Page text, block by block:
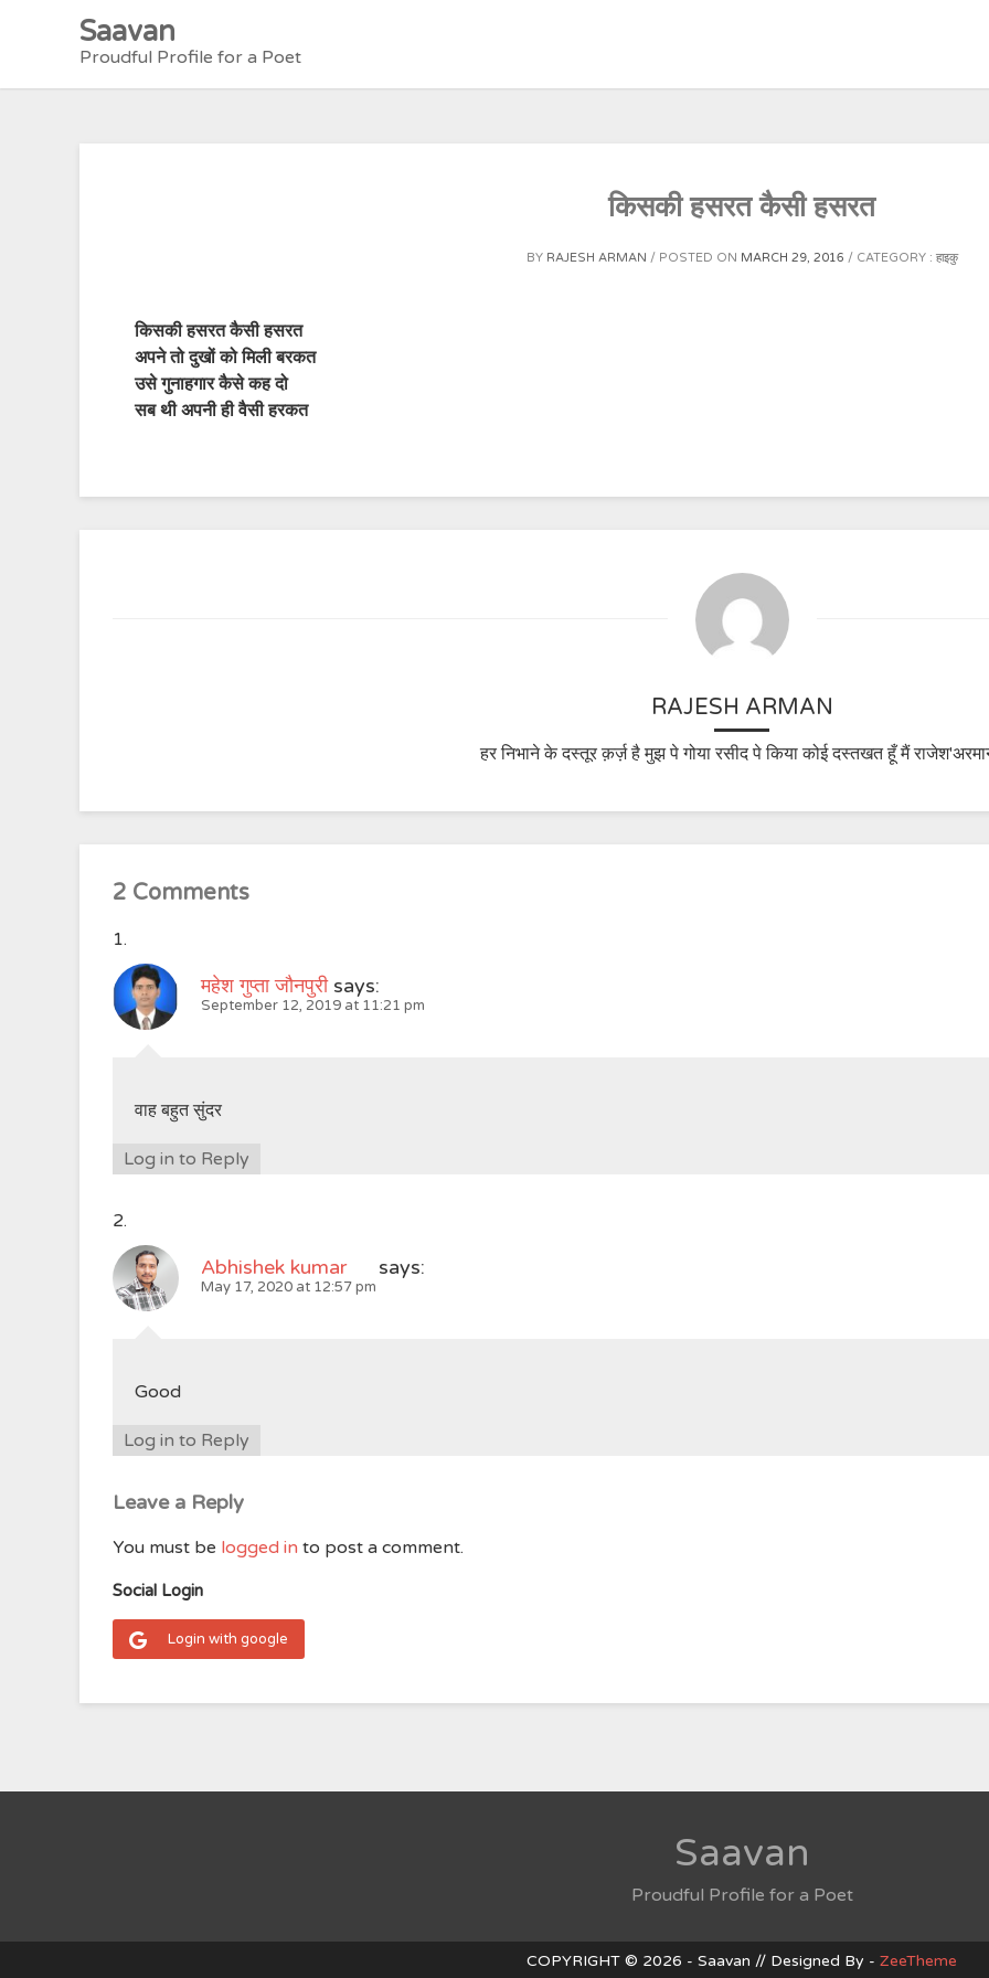
Saavan
Proudful Profile for a Poet
किसकी हसरत कैसी हसरत
BY RAJESH ARMAN POSTED ON MARCH 29, 2016 CATEGORY : हाइकु
किसकी हसरत कैसी हसरत
अपने तो दुखों को मिली बरकत
उसे गुनाहगार कैसे कह दो
सब थी अपनी ही वैसी हरकत
RAJESH ARMAN
हर निभाने के दस्तूर क़र्ज़ है मुझ पे गोया रसीद पे किया कोई दस्तखत हूँ मैं
2 Comments
महेश गुप्ता जौनपुरी says:
September 12, 2019 at 11:21 pm
वाह बहुत सुंदर
Log in to Reply
Abhishek kumar says:
May 17, 2020 at 12:57 pm
Good
Log in to Reply
Leave a Reply
You must be logged in to post a comment.
Social Login
Login with google
Saavan
Proudful Profile for a Poet
COPYRIGHT © 2026 - Saavan // Designed By - ZeeTheme